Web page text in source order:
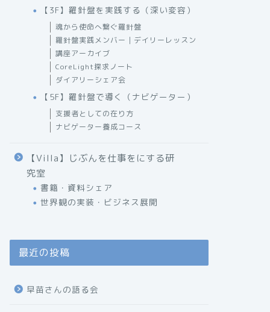
【3F】羅針盤を実践する（深い変容）
魂から使命へ繋ぐ羅針盤
羅針盤実践メンバー｜デイリーレッスン
講座アーカイブ
CoreLight探求ノート
ダイアリーシェア会
【5F】羅針盤で導く（ナビゲーター）
支援者としての在り方
ナビゲーター養成コース
【Villa】じぶんを仕事をにする研
究室
書籍・資料シェア
世界観の実装・ビジネス展開
最近の投稿
早苗さんの語る会